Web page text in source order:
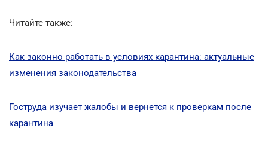
Читайте также:
Как законно работать в условиях карантина: актуальные
изменения законодательства
Гоструда изучает жалобы и вернется к проверкам после
карантина